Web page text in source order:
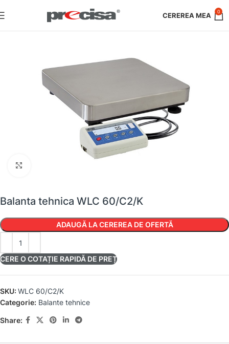
0
Balanta tehnica WLC 60/C2/K
ADAUGĂ LA CEREREA DE OFERTĂ
CERE O COTAȚIE RAPIDĂ DE PREȚ
SKU: WLC 60/C2/K
Categorie: Balante tehnice
Share: